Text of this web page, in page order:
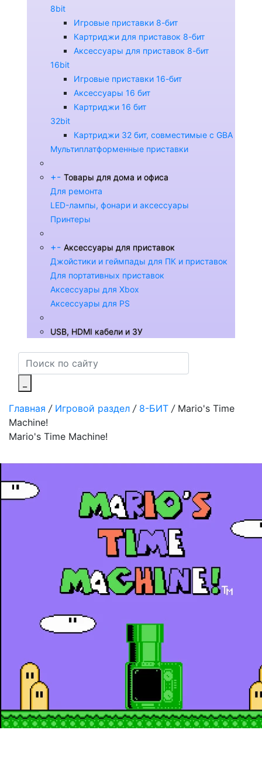
8bit
Игровые приставки 8-бит
Картриджи для приставок 8-бит
Аксессуары для приставок 8-бит
16bit
Игровые приставки 16-бит
Аксессуары 16 бит
Картриджи 16 бит
32bit
Картриджи 32 бит, совместимые с GBA
Мультиплатформенные приставки
+- Товары для дома и офиса
Для ремонта
LED-лампы, фонари и аксессуары
Принтеры
+- Аксессуары для приставок
Джойстики и геймпады для ПК и приставок
Для портативных приставок
Аксессуары для Xbox
Аксессуары для PS
USB, HDMI кабели и ЗУ
Главная / Игровой раздел / 8-БИТ / Mario's Time
Machine!
Mario's Time Machine!